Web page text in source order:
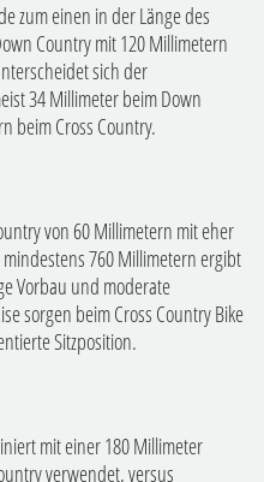
zum einen in der Länge des
Country mit 120 Millimetern
sich der
34 Millimeter beim Down
beim Cross Country.
von 60 Millimetern mit eher
760 Millimetern ergibt
Vorbau und moderate
sorgen beim Cross Country Bike
Sitzposition.
mit einer 180 Millimeter
verwendet, versus